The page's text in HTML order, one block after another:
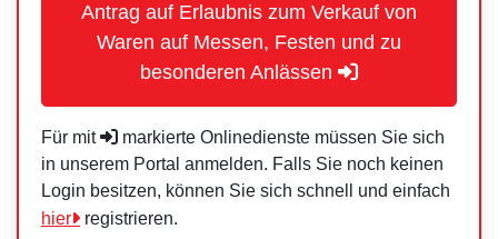
Antrag auf Erlaubnis zum Verkauf von
Waren auf Messen, Festen und zu
besonderen Anlässen
Für mit
markierte Onlinedienste müssen Sie sich
in unserem Portal anmelden. Falls Sie noch keinen
Login besitzen, können Sie sich schnell und einfach
hier
registrieren.